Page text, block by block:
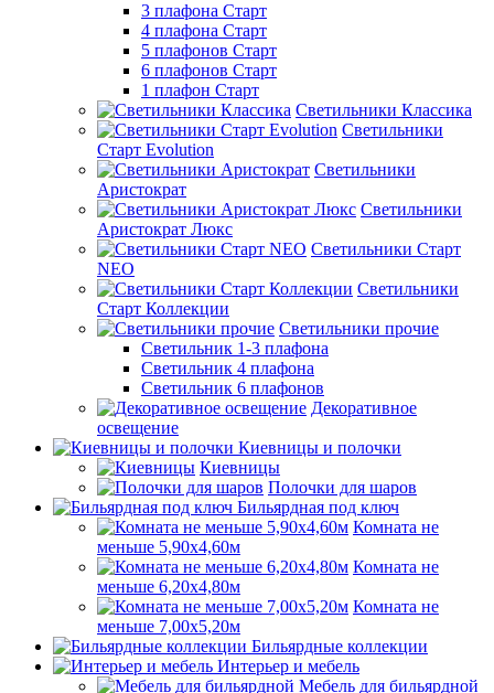
3 плафона Старт
4 плафона Старт
5 плафонов Старт
6 плафонов Старт
1 плафон Старт
Светильники Классика
Светильники
Старт Evolution
Светильники
Аристократ
Светильники
Аристократ Люкс
Светильники Старт
NEO
Светильники
Старт Коллекции
Светильники прочие
Светильник 1-3 плафона
Светильник 4 плафона
Светильник 6 плафонов
Декоративное
освещение
Киевницы и полочки
Киевницы
Полочки для шаров
Бильярдная под ключ
Комната не
меньше 5,90х4,60м
Комната не
меньше 6,20х4,80м
Комната не
меньше 7,00х5,20м
Бильярдные коллекции
Интерьер и мебель
Мебель для бильярдной